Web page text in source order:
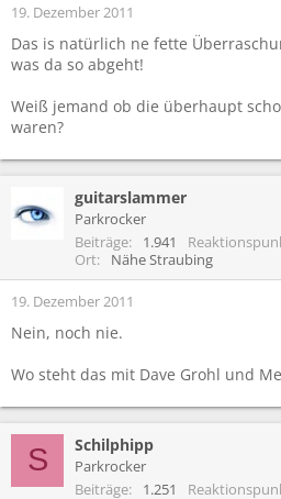
19. Dezember 2011
Das is natürlich ne fette
was da so abgeht!
Weiß jemand ob die überhaupt
waren?
guitarslammer
Parkrocker
Beiträge
1.941
Ort
Nähe Straubing
19. Dezember 2011
Nein, noch nie.
Wo steht das mit Dave Grohl und
S Schilphipp
Parkrocker
Beiträge
1.251